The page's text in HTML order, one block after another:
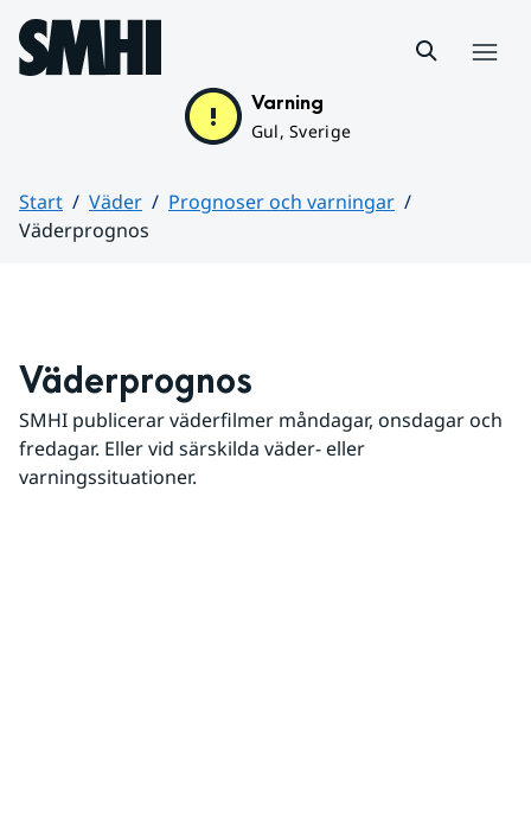
Hoppa till sidans innehåll
Varning
Gul, Sverige
Start Väder
Prognoser och varningar
Väderprognos
Väderprognos
SMHI publicerar väderfilmer måndagar, onsdagar och
fredagar. Eller vid särskilda väder- eller
varningssituationer.